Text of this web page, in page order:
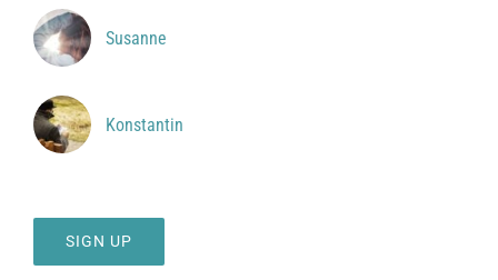
Susanne
Konstantin
SIGN UP